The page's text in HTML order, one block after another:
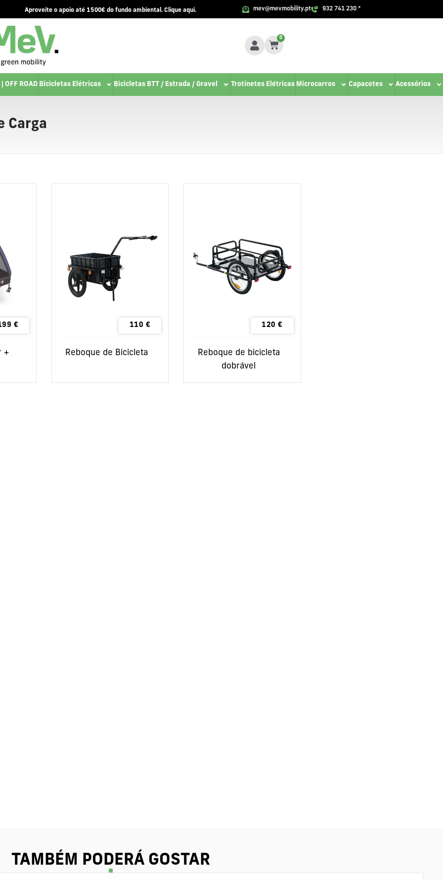
Aproveite o apoio até 1500€ do fundo ambiental. Clique aqui. mev@mevmobility.pt 932 741 230 *
0
| OFF ROAD Bicicletas Elétricas Bicicletas BTT / Estrada / Gravel Trotinetes Elétricas Microcarros Capacetes Acessórios
Carga
€
+
110 €
Reboque de Bicicleta
120€
Reboque de bicicleta
dobrável
TAMBÉM PODERÁ GOSTAR